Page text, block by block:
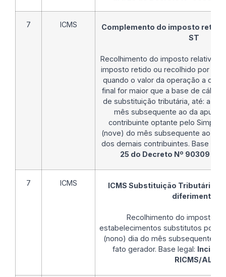
7 ICMS
Complemento do imposto retido
ST
Recolhimento do imposto relativo
imposto retido ou recolhido por
quando o valor da operação a
final for maior que a base de
de substituição tributária, até: a) 2
mês subsequente ao da
contribuinte optante pelo Simples
(nove) do mês subsequente ao da
dos demais contribuintes. Base
25 do Decreto Nº 90309 DE
7 ICMS
ICMS Substituição Tributária -
diferimento
Recolhimento do imposto
estabelecimentos substitutos por
(nono) dia do mês subsequente
fato gerador. Base legal: Inciso
RICMS/AL